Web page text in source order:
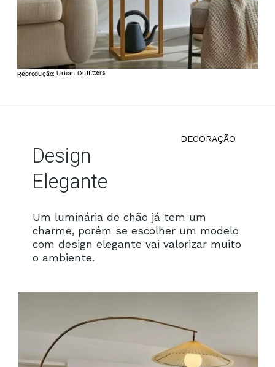
Reprodução: Urban Outfitters
Um luminária de chão já tem um
charme, porém se escolher um modelo
com design elegante vai valorizar muito
o ambiente.
Design
Elegante
DECORAÇÃO